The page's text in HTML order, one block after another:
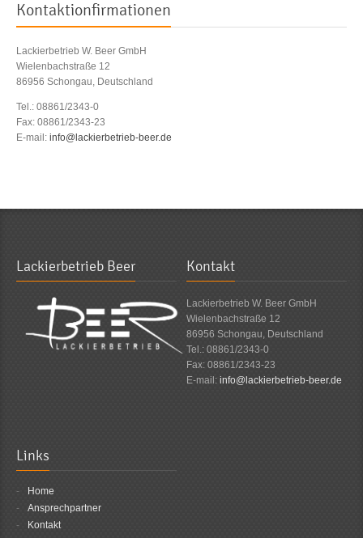
Kontaktionfirmationen
Lackierbetrieb W. Beer GmbH
Wielenbachstraße 12
86956 Schongau, Deutschland
Tel.: 08861/2343-0
Fax: 08861/2343-23
E-mail: info@lackierbetrieb-beer.de
Lackierbetrieb Beer Kontakt
Lackierbetrieb W. Beer GmbH
Wielenbachstraße 12
86956 Schongau, Deutschland
Tel.: 08861/2343-0
Fax: 08861/2343-23
E-mail:info@lackierbetrieb-beer.de
Links
Home
Ansprechpartner
Kontakt